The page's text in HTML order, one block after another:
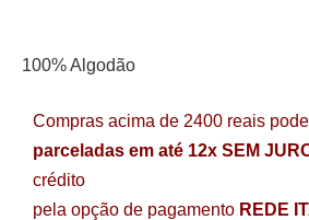
100% Algodão
Compras acima de 2400 reais
parceladas em até 12x SEM
crédito
pela opção de pagamento REDE